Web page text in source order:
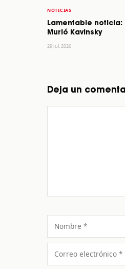
NOTICIAS
Lamentable noticia:
Murió Kavinsky
29 Jul, 2026
Deja un
Nombre
Correo
electrónico